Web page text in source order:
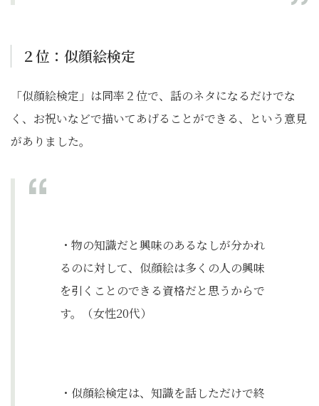
２位：似顔絵検定
「似顔絵検定」は同率２位で、話のネタになるだけでな
く、お祝いなどで描いてあげることができる、という意見
がありました。
・物の知識だと興味のあるなしが分かれ
るのに対して、似顔絵は多くの人の興味
を引くことのできる資格だと思うからで
す。（女性20代）
・似顔絵検定は、知識を話しただけで終